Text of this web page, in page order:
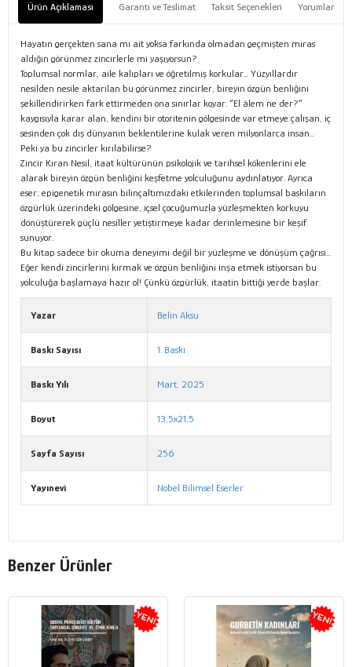
Ürün Açıklaması Garanti ve Teslimat Taksit Seçenekleri Yorumlar
Hayatın gerçekten sana mı ait yoksa farkında olmadan geçmişten miras
aldığın görünmez zincirlerle mi yaşıyorsun?
Toplumsal normlar, aile kalıpları ve öğretilmiş korkular… Yüzyıllardır
nesilden nesile aktarılan bu görünmez zincirler, bireyin özgün benliğini
şekillendirirken fark ettirmeden ona sınırlar koyar. “El âlem ne der?”
kaygısıyla karar alan, kendini bir otoritenin gölgesinde var etmeye çalışan, iç
sesinden çok dış dünyanın beklentilerine kulak veren milyonlarca insan…
Peki ya bu zincirler kırılabilirse?
Zincir Kıran Nesil, itaat kültürünün psikolojik ve tarihsel kökenlerini ele
alarak bireyin özgün benliğini keşfetme yolculuğunu aydınlatıyor. Ayrıca
eser; epigenetik mirasın bilinçaltımızdaki etkilerinden toplumsal baskıların
özgürlük üzerindeki gölgesine, içsel çocuğumuzla yüzleşmekten korkuyu
dönüştürerek güçlü nesiller yetiştirmeye kadar derinlemesine bir keşif
sunuyor.
Bu kitap sadece bir okuma deneyimi değil bir yüzleşme ve dönüşüm çağrısı...
Eğer kendi zincirlerini kırmak ve özgün benliğini inşa etmek istiyorsan bu
yolculuğa başlamaya hazır ol! Çünkü özgürlük, itaatin bittiği yerde başlar.
Yazar Belin Aksu
Baskı Sayısı 1. Baskı
Baskı Yılı Mart, 2025
Boyut 13,5x21,5
Sayfa Sayısı 256
Yayınevi Nobel Bilimsel Eserler
Benzer Ürünler